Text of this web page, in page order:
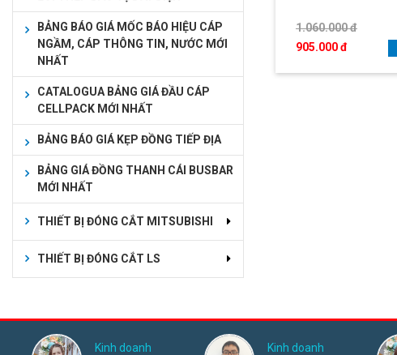
BẢNG BÁO GIÁ MỐC BÁO HIỆU CÁP
NGẦM, CÁP THÔNG TIN, NƯỚC MỚI
NHẤT
CATALOGUA BẢNG GIÁ ĐẦU CÁP
CELLPACK MỚI NHẤT
BẢNG BÁO GIÁ KẸP ĐỒNG TIẾP ĐỊA
BẢNG GIÁ ĐỒNG THANH CÁI BUSBAR
MỚI NHẤT
THIẾT BỊ ĐÓNG CẮT MITSUBISHI
THIẾT BỊ ĐÓNG CẮT LS
1.060.000 đ
905.000 đ
Kinh doanh
Kinh doanh